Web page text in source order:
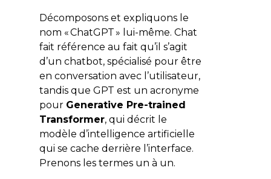
Décomposons et expliquons le
nom « ChatGPT » lui-même. Chat
fait référence au fait qu’il s’agit
d’un chatbot, spécialisé pour être
en conversation avec l’utilisateur,
tandis que GPT est un acronyme
pour Generative Pre-trained
Transformer, qui décrit le
modèle d’intelligence artificielle
qui se cache derrière l’interface.
Prenons les termes un à un.